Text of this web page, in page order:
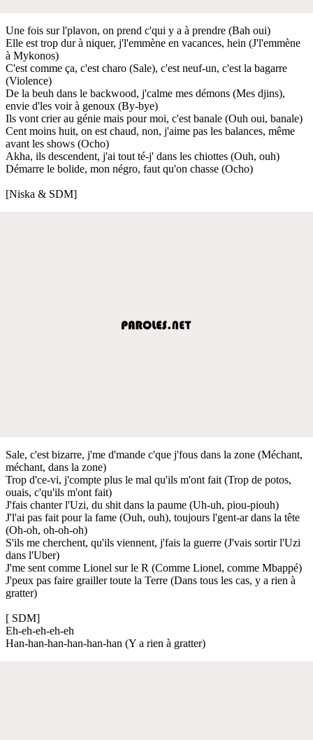
Une fois sur l'plavon, on prend c'qui y a à prendre (Bah oui)
Elle est trop dur à niquer, j'l'emmène en vacances, hein (J'l'emmène
à Mykonos)
C'est comme ça, c'est charo (Sale), c'est neuf-un, c'est la bagarre
(Violence)
De la beuh dans le backwood, j'calme mes démons (Mes djins),
envie d'les voir à genoux (By-bye)
Ils vont crier au génie mais pour moi, c'est banale (Ouh oui, banale)
Cent moins huit, on est chaud, non, j'aime pas les balances, même
avant les shows (Ocho)
Akha, ils descendent, j'ai tout té-j' dans les chiottes (Ouh, ouh)
Démarre le bolide, mon négro, faut qu'on chasse (Ocho)
[Niska & SDM]
Sale, c'est bizarre, j'me d'mande c'que j'fous dans la zone (Méchant,
méchant, dans la zone)
Trop d'ce-vi, j'compte plus le mal qu'ils m'ont fait (Trop de potos,
ouais, c'qu'ils m'ont fait)
J'fais chanter l'Uzi, du shit dans la paume (Uh-uh, piou-piouh)
J'l'ai pas fait pour la fame (Ouh, ouh), toujours l'gent-ar dans la tête
(Oh-oh, oh-oh-oh)
S'ils me cherchent, qu'ils viennent, j'fais la guerre (J'vais sortir l'Uzi
dans l'Uber)
J'me sent comme Lionel sur le R (Comme Lionel, comme Mbappé)
J'peux pas faire grailler toute la Terre (Dans tous les cas, y a rien à
gratter)
[ SDM]
Eh-eh-eh-eh-eh
Han-han-han-han-han-han (Y a rien à gratter)